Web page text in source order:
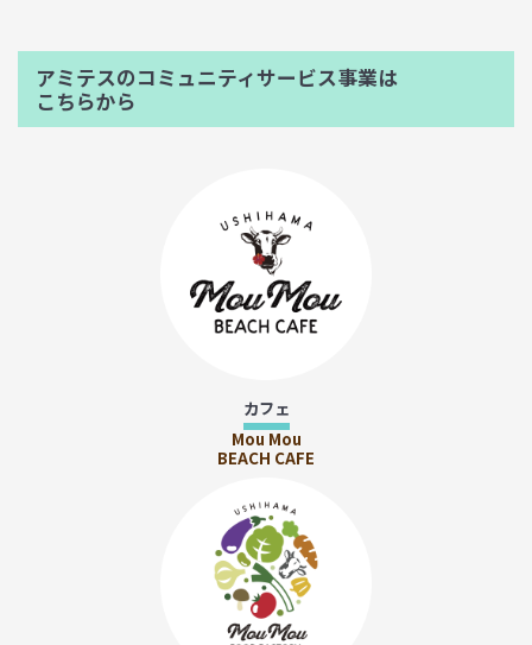
アミテスのコミュニティサービス事業は
こちらから
カフェ
Mou Mou
BEACH CAFE